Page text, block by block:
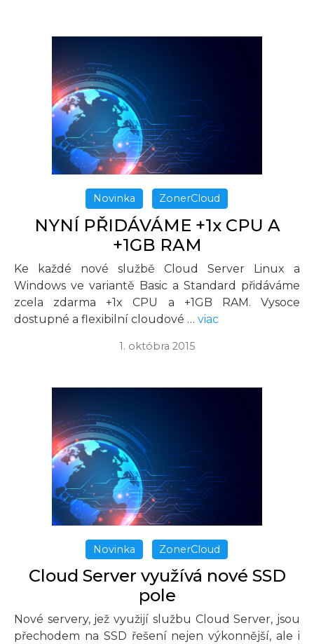
Novinka ZonerCloud
NYNÍ PŘIDÁVÁME +1x CPU A
+1GB RAM
Ke každé nové službě Cloud Server Linux a
Windows ve variantě Basic a Standard přidáváme
zcela zdarma +1x CPU a +1GB RAM. Vysoce
dostupné a flexibilní cloudové … viac
1. októbra 2015
Novinka ZonerCloud
Cloud Server využívá nové SSD
pole
Nové servery, jež využijí službu Cloud Server, jsou
přechodem na SSD řešení nejen výkonnější, ale i